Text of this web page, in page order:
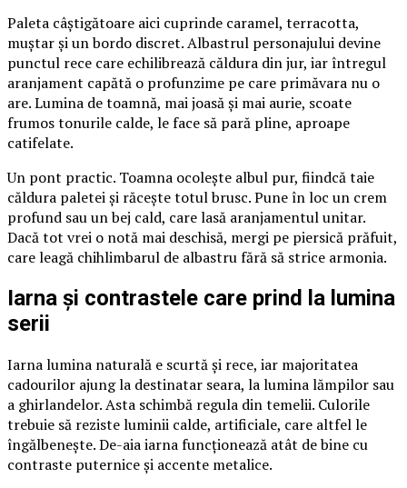
Paleta câștigătoare aici cuprinde caramel, terracotta,
muștar și un bordo discret. Albastrul personajului devine
punctul rece care echilibrează căldura din jur, iar întregul
aranjament capătă o profunzime pe care primăvara nu o
are. Lumina de toamnă, mai joasă și mai aurie, scoate
frumos tonurile calde, le face să pară pline, aproape
catifelate.
Un pont practic. Toamna ocolește albul pur, fiindcă taie
căldura paletei și răcește totul brusc. Pune în loc un crem
profund sau un bej cald, care lasă aranjamentul unitar.
Dacă tot vrei o notă mai deschisă, mergi pe piersică prăfuit,
care leagă chihlimbarul de albastru fără să strice armonia.
Iarna și contrastele care prind la lumina
serii
Iarna lumina naturală e scurtă și rece, iar majoritatea
cadourilor ajung la destinatar seara, la lumina lămpilor sau
a ghirlandelor. Asta schimbă regula din temelii. Culorile
trebuie să reziste luminii calde, artificiale, care altfel le
îngălbenește. De-aia iarna funcționează atât de bine cu
contraste puternice și accente metalice.